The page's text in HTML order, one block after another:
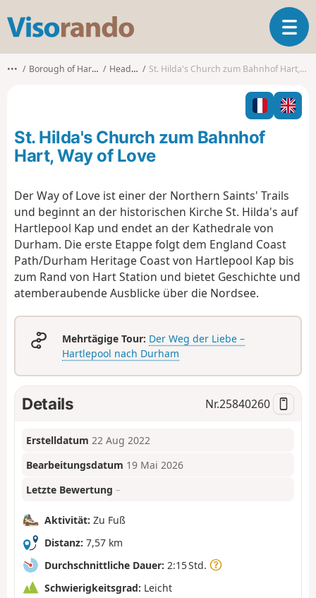
s
o
T
o
l
e
n
t
n
••• Borough of Hartlepool Headland St. Hilda's Church zum Bahnhof Hart, Way of Love
St. Hilda's Church zum Bahnhof
Hart, Way of Love
Der Way of Love ist einer der Northern Saints' Trails
und beginnt an der historischen Kirche St. Hilda's auf
Hartlepool Kap und endet an der Kathedrale von
Durham. Die erste Etappe folgt dem England Coast
Path/Durham Heritage Coast von Hartlepool Kap bis
zum Rand von Hart Station und bietet Geschichte und
atemberaubende Ausblicke über die Nordsee.
Mehrtägige Tour: Der Weg der Liebe –
Hartlepool nach Durham
Details Nr.25840260
Erstelldatum 22 Aug 2022
Bearbeitungsdatum 19 Mai 2026
Letzte Bewertung –
Aktivität: Zu Fuß
Distanz: 7,57 km
Durchschnittliche Dauer: 2:15 Std.
Schwierigkeitsgrad: Leicht